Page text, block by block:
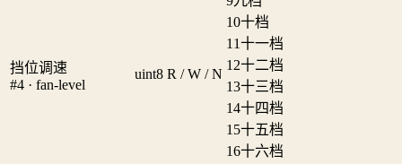
挡位调速
#4 · fan-level
uint8 R / W / N
10十档
11十一档
12十二档
13十三档
14十四档
15十五档
16十六档